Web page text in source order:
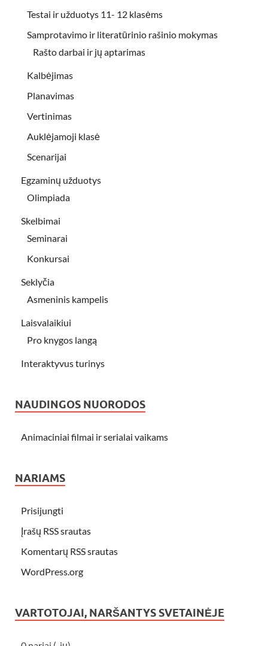
Testai ir užduotys 11- 12 klasėms
Samprotavimo ir literatūrinio rašinio mokymas
Rašto darbai ir jų aptarimas
Kalbėjimas
Planavimas
Vertinimas
Auklėjamoji klasė
Scenarijai
Egzaminų užduotys
Olimpiada
Skelbimai
Seminarai
Konkursai
Seklyčia
Asmeninis kampelis
Laisvalaikiui
Pro knygos langą
Interaktyvus turinys
NAUDINGOS NUORODOS
Animaciniai filmai ir serialai vaikams
NARIAMS
Prisijungti
Įrašų RSS srautas
Komentarų RSS srautas
WordPress.org
VARTOTOJAI, NARŠANTYS SVETAINĖJE